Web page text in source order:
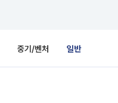
중기/벤처 일반